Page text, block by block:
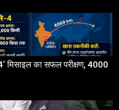
मिसाइल का सफल परीक्षण, 4000